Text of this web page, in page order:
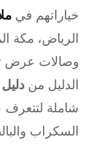
خياراتهم في
الرياض، مكة
وصالات عرض
الدليل من
شاملة لتتعرف
السكراب